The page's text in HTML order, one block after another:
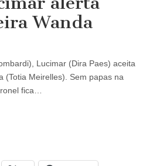
Wanda
Lucimar (Dira Paes) aceita
(Totia Meirelles). Sem papas na
fica…